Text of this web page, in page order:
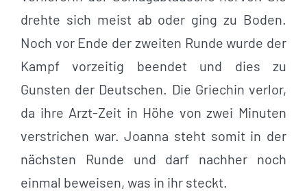
drehte sich meist ab oder ging zu Boden.
Noch vor Ende der zweiten Runde wurde der
Kampf vorzeitig beendet und dies zu
Gunsten der Deutschen. Die Griechin verlor,
da ihre Arzt-Zeit in Höhe von zwei Minuten
verstrichen war. Joanna steht somit in der
nächsten Runde und darf nachher noch
einmal beweisen, was in ihr steckt.